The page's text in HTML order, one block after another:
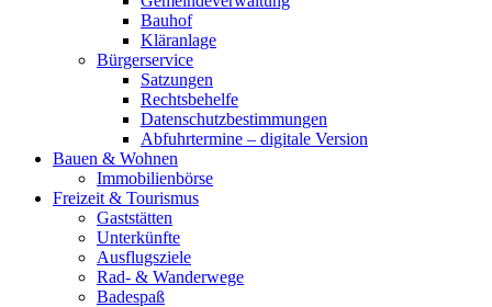
Bauhof
Kläranlage
Bürgerservice
Satzungen
Rechtsbehelfe
Datenschutzbestimmungen
Abfuhrtermine – digitale Version
Bauen & Wohnen
Immobilienbörse
Freizeit & Tourismus
Gaststätten
Unterkünfte
Ausflugsziele
Rad- & Wanderwege
Badespaß